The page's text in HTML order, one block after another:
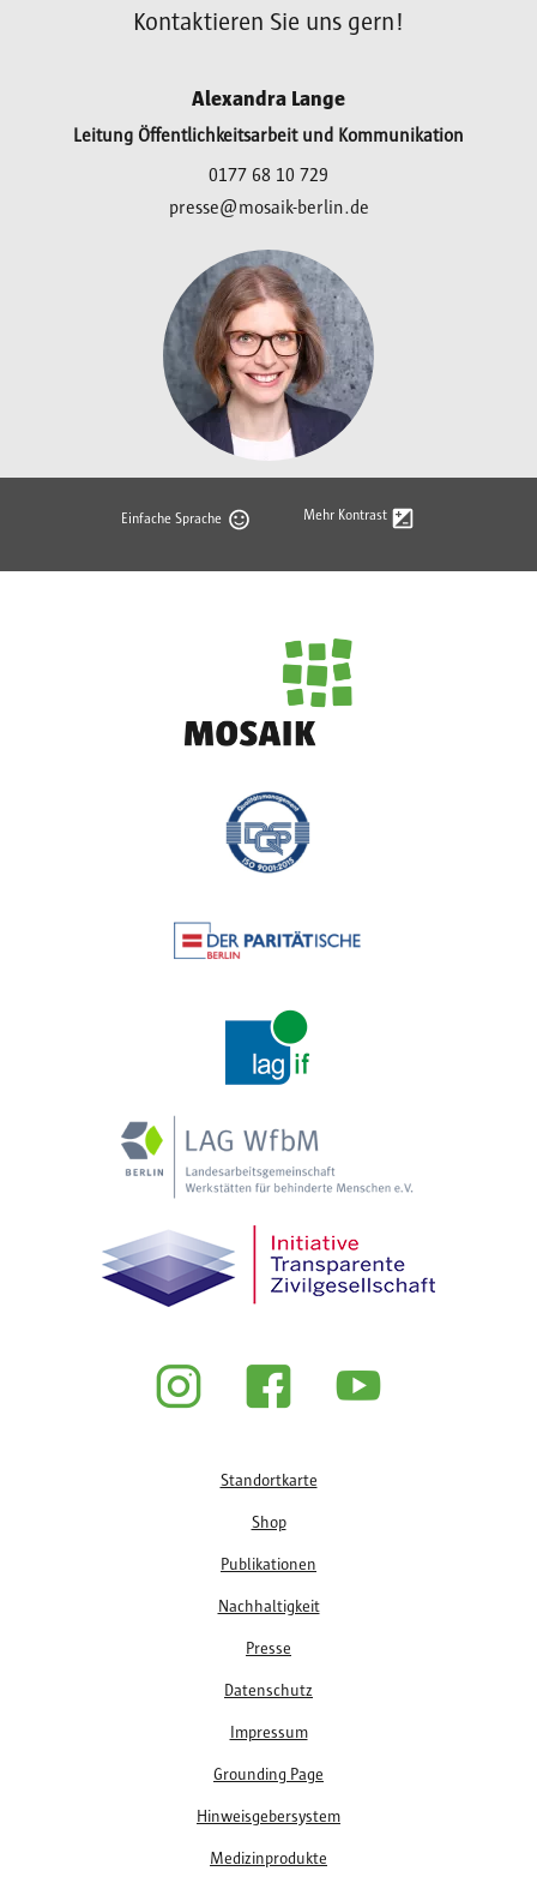
Kontaktieren Sie uns gern!
Alexandra Lange
Leitung Öffentlichkeitsarbeit und Kommunikation
0177 68 10 729
presse@mosaik-berlin.de
Einfache Sprache Mehr Kontrast
Standortkarte
Shop
Publikationen
Nachhaltigkeit
Presse
Datenschutz
Impressum
Grounding Page
Hinweisgebersystem
Medizinprodukte